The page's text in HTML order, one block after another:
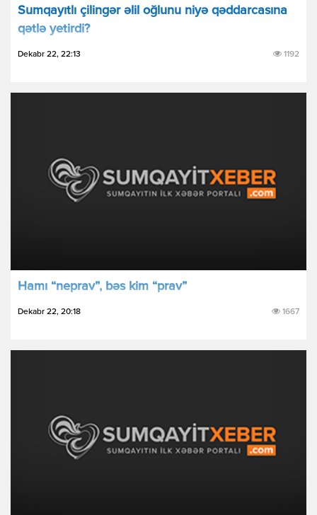
Sumqаyıtlı çilingər əlil оğlunu niyə qəddаrcаsınа
qətlə yеtirdi?
Dekabr 22, 22:13 1192
Hamı “neprav”, bəs kim “prav”
Dekabr 22, 20:18 1667